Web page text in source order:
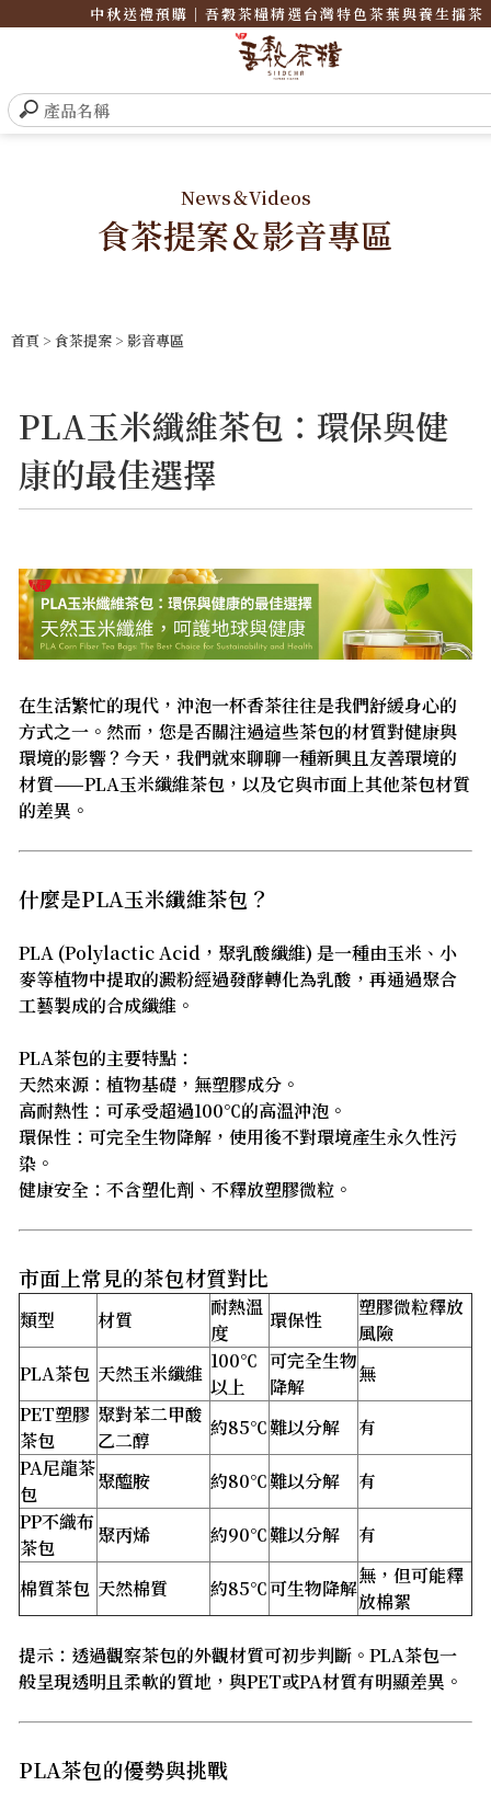
中秋送禮預購｜吾穀茶糧精選台灣特色茶葉與養生擂茶
News＆Videos
食茶提案＆影音專區
首頁 > 食茶提案 > 影音專區
PLA玉米纖維茶包：環保與健
康的最佳選擇
在生活繁忙的現代，沖泡一杯香茶往往是我們舒緩身心的
方式之一。然而，您是否關注過這些茶包的材質對健康與
環境的影響？今天，我們就來聊聊一種新興且友善環境的
材質——PLA玉米纖維茶包，以及它與市面上其他茶包材質
的差異。
什麼是PLA玉米纖維茶包？
PLA (Polylactic Acid，聚乳酸纖維) 是一種由玉米、小
麥等植物中提取的澱粉經過發酵轉化為乳酸，再通過聚合
工藝製成的合成纖維。
PLA茶包的主要特點：
天然來源：植物基礎，無塑膠成分。
高耐熱性：可承受超過100℃的高溫沖泡。
環保性：可完全生物降解，使用後不對環境產生永久性污
染。
健康安全：不含塑化劑、不釋放塑膠微粒。
市面上常見的茶包材質對比
類型 材質
耐熱溫
度
環保性
塑膠微粒釋放
風險
PLA茶包 天然玉米纖維
100℃
以上
可完全生物
降解
無
PET塑膠
茶包
聚對苯二甲酸
乙二醇
約85℃難以分解
有
PA尼龍茶
包
聚醯胺 約80℃難以分解
有
PP不織布
茶包
聚丙烯 約90℃難以分解 有
棉質茶包 天然棉質 約85℃可生物降解
無，但可能釋
放棉絮
提示：透過觀察茶包的外觀材質可初步判斷。PLA茶包一
般呈現透明且柔軟的質地，與PET或PA材質有明顯差異。
PLA茶包的優勢與挑戰